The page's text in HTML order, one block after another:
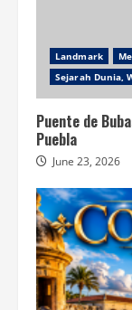
Landmark
Sejarah Dunia,
Puente de
Puebla
June 23, 2026